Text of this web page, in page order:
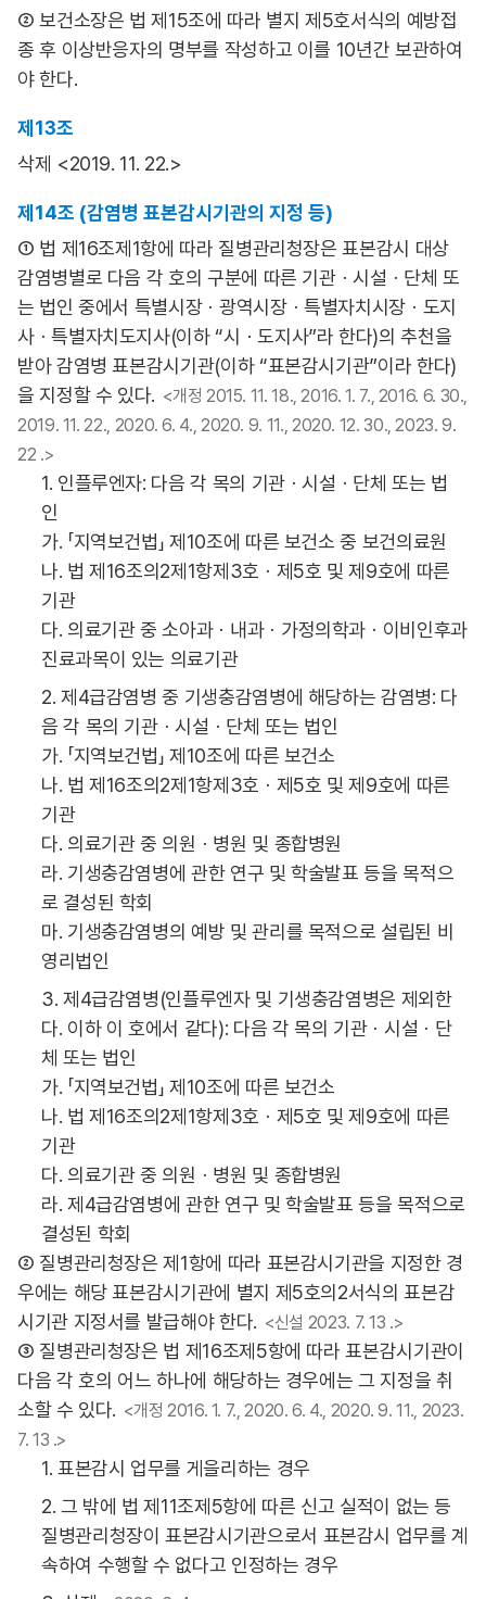
② 보건소장은 법 제15조에 따라 별지 제5호서식의 예방접
종 후 이상반응자의 명부를 작성하고 이를 10년간 보관하여
야 한다.
제13조
삭제 <2019. 11. 22.>
제14조 (감염병 표본감시기관의 지정 등)
① 법 제16조제1항에 따라 질병관리청장은 표본감시 대상
감염병별로 다음 각 호의 구분에 따른 기관ㆍ시설ㆍ단체 또
는 법인 중에서 특별시장ㆍ광역시장ㆍ특별자치시장ㆍ도지
사ㆍ특별자치도지사(이하 “시ㆍ도지사”라 한다)의 추천을
받아 감염병 표본감시기관(이하 “표본감시기관”이라 한다)
을 지정할 수 있다. <개정 2015. 11. 18., 2016. 1. 7., 2016. 6. 30.,
2019. 11. 22., 2020. 6. 4., 2020. 9. 11., 2020. 12. 30., 2023. 9.
22 .>
1. 인플루엔자: 다음 각 목의 기관ㆍ시설ㆍ단체 또는 법
인
가. 「지역보건법」 제10조에 따른 보건소 중 보건의료원
나. 법 제16조의2제1항제3호ㆍ제5호 및 제9호에 따른
기관
다. 의료기관 중 소아과ㆍ내과ㆍ가정의학과ㆍ이비인후과
진료과목이 있는 의료기관
2. 제4급감염병 중 기생충감염병에 해당하는 감염병: 다
음 각 목의 기관ㆍ시설ㆍ단체 또는 법인
가. 「지역보건법」 제10조에 따른 보건소
나. 법 제16조의2제1항제3호ㆍ제5호 및 제9호에 따른
기관
다. 의료기관 중 의원ㆍ병원 및 종합병원
라. 기생충감염병에 관한 연구 및 학술발표 등을 목적으
로 결성된 학회
마. 기생충감염병의 예방 및 관리를 목적으로 설립된 비
영리법인
3. 제4급감염병(인플루엔자 및 기생충감염병은 제외한
다. 이하 이 호에서 같다): 다음 각 목의 기관ㆍ시설ㆍ단
체 또는 법인
가. 「지역보건법」 제10조에 따른 보건소
나. 법 제16조의2제1항제3호ㆍ제5호 및 제9호에 따른
기관
다. 의료기관 중 의원ㆍ병원 및 종합병원
라. 제4급감염병에 관한 연구 및 학술발표 등을 목적으로
결성된 학회
② 질병관리청장은 제1항에 따라 표본감시기관을 지정한 경
우에는 해당 표본감시기관에 별지 제5호의2서식의 표본감
시기관 지정서를 발급해야 한다. <신설 2023. 7. 13 .>
③ 질병관리청장은 법 제16조제5항에 따라 표본감시기관이
다음 각 호의 어느 하나에 해당하는 경우에는 그 지정을 취
소할 수 있다. <개정 2016. 1. 7., 2020. 6. 4., 2020. 9. 11., 2023.
7. 13 .>
1. 표본감시 업무를 게을리하는 경우
2. 그 밖에 법 제11조제5항에 따른 신고 실적이 없는 등
질병관리청장이 표본감시기관으로서 표본감시 업무를 계
속하여 수행할 수 없다고 인정하는 경우